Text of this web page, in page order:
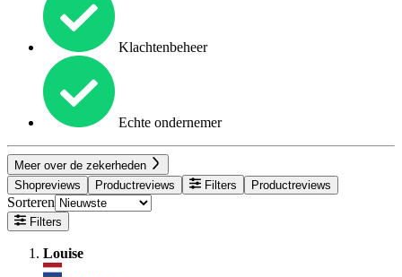
Klachtenbeheer
Echte ondernemer
Meer over de zekerheden
Shopreviews
Productreviews Filters Productreviews
Sorteren
Filters
Louise